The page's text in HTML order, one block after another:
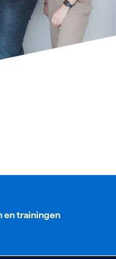
en trainingen